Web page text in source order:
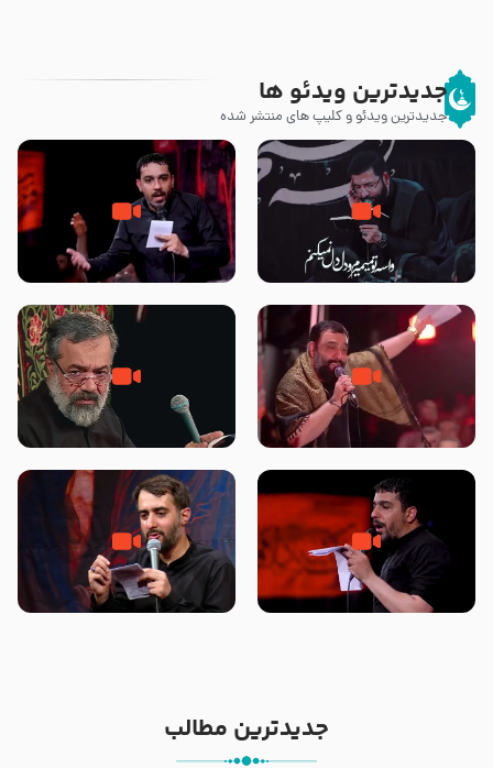
جدیدترین ویدئو ها
جدیدترین ویدئو و کلیپ های منتشر شده
مصداق کربلا – حاج حسین سیب
سرخی
شور ، حسینا! به‌ حق زهرا «أُنْظُرْ
إِلَینا» – عزاداری شب هفتم ماه
جانا جانا ابی عبدالله – کربلایی جواد
مقدم – شب هشتم محرم 1448 –
مادر منم مثل تو خمیدم – حاج
محمود کریمی – شهادت حضرت
هیئت رایة العباس علیه السلام
تک ، عبّاس، صاحب دل‌هاست –
حاج حنیف طاهری – عزاداری شب
من غلام نوکراتم من عاشق کربلاتم
– شور زمینه – شب هفتم – محرم
جدیدترین مطالب